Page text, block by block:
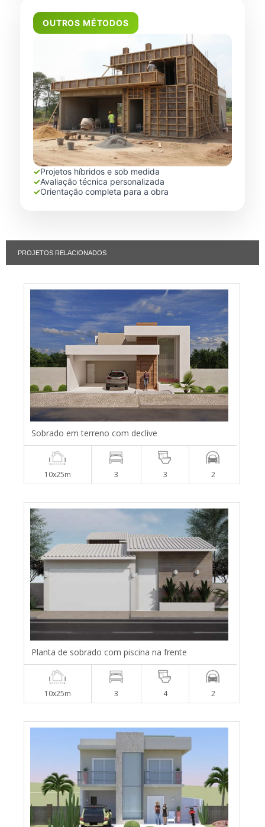
OUTROS MÉTODOS
✓Projetos híbridos e sob medida
✓Avaliação técnica personalizada
✓Orientação completa para a obra
PROJETOS RELACIONADOS
Sobrado em terreno com declive
10x25m 3 3 2
Planta de sobrado com piscina na frente
10x25m 3 4 2